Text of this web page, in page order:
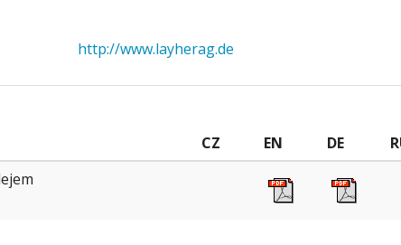
http://www.layherag.de
CZ EN DE